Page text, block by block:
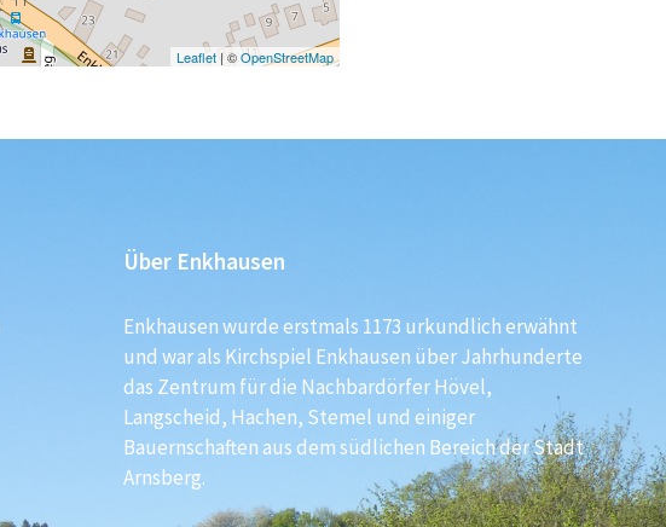
Leaflet| ©OpenStreetMap
Über Enkhausen
Enkhausen wurde erstmals 1173 urkundlich erwähnt
und war als Kirchspiel Enkhausen über Jahrhunderte
das Zentrum für die Nachbardörfer Hövel,
Langscheid, Hachen, Stemel und einiger
Bauernschaften aus dem südlichen Bereich der Stadt
Arnsberg.